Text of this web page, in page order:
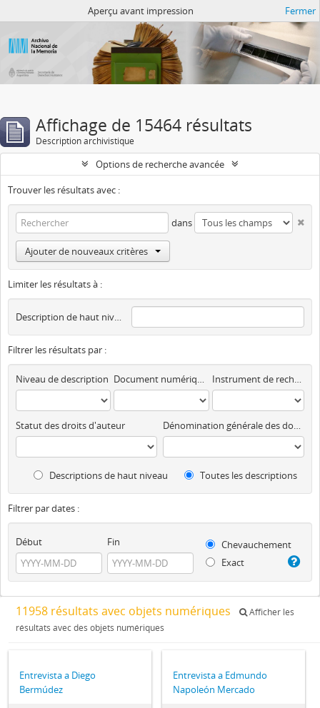
Aperçu avant impression Fermer
Affichage de 15464 résultats
Description archivistique
Options de recherche avancée
Trouver les résultats avec :
dans
Ajouter de nouveaux critères
Limiter les résultats à :
Description de haut niveau
Filtrer les résultats par :
Niveau de description Document numérique disponible Instrument de recherche
Statut des droits d'auteur Dénomination générale des documents
Descriptions de haut niveau Toutes les descriptions
Filtrer par dates :
Début Fin
Chevauchement
Exact
11958 résultats avec objets numériques
Afficher les
résultats avec des objets numériques
Entrevista a Diego
Bermúdez
Entrevista a Edmundo
Napoleón Mercado